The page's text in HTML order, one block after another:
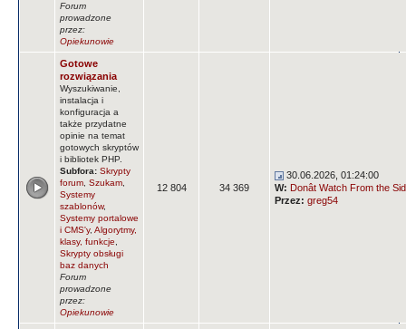
Forum
prowadzone
przez:
Opiekunowie
Gotowe
rozwiązania
Wyszukiwanie,
instalacja i
konfiguracja a
także przydatne
opinie na temat
gotowych skryptów
i bibliotek PHP.
Subfora: Skrypty
forum Szukam
Systemy
szablonów,
Systemy portalowe
i CMS'y, Algorytmy,
klasy, funkcje
Skrypty obsługi
baz danych
Forum
prowadzone
przez:
Opiekunowie
12 804 34 369
30.06.2026, 01:24:00
W: Donât Watch From the
Przez: greg54